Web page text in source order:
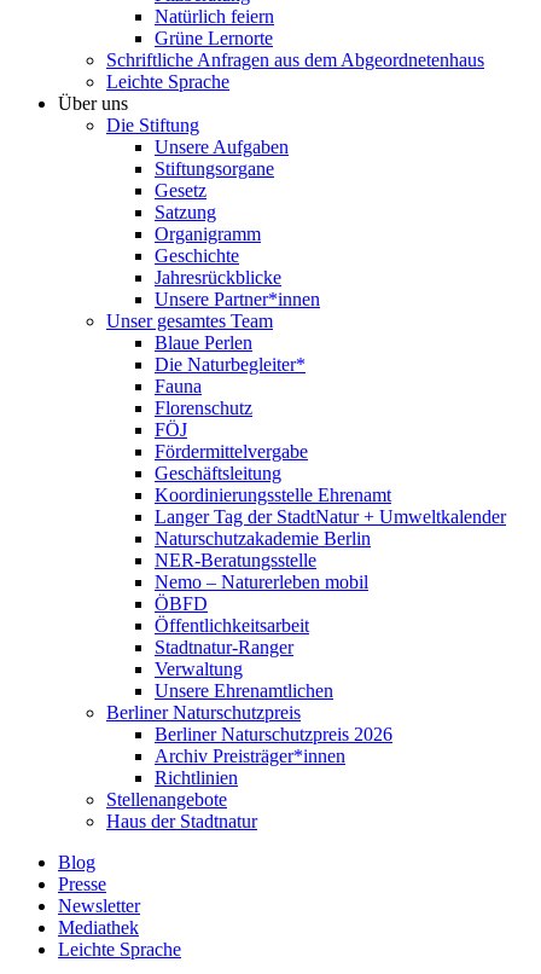
Natürlich feiern
Grüne Lernorte
Schriftliche Anfragen aus dem Abgeordnetenhaus
Leichte Sprache
Über uns
Die Stiftung
Unsere Aufgaben
Stiftungsorgane
Gesetz
Satzung
Organigramm
Geschichte
Jahresrückblicke
Unsere Partner*innen
Unser gesamtes Team
Blaue Perlen
Die Naturbegleiter*
Fauna
Florenschutz
FÖJ
Fördermittelvergabe
Geschäftsleitung
Koordinierungsstelle Ehrenamt
Langer Tag der StadtNatur + Umweltkalender
Naturschutzakademie Berlin
NER-Beratungsstelle
Nemo – Naturerleben mobil
ÖBFD
Öffentlichkeitsarbeit
Stadtnatur-Ranger
Verwaltung
Unsere Ehrenamtlichen
Berliner Naturschutzpreis
Berliner Naturschutzpreis 2026
Archiv Preisträger*innen
Richtlinien
Stellenangebote
Haus der Stadtnatur
Blog
Presse
Newsletter
Mediathek
Leichte Sprache